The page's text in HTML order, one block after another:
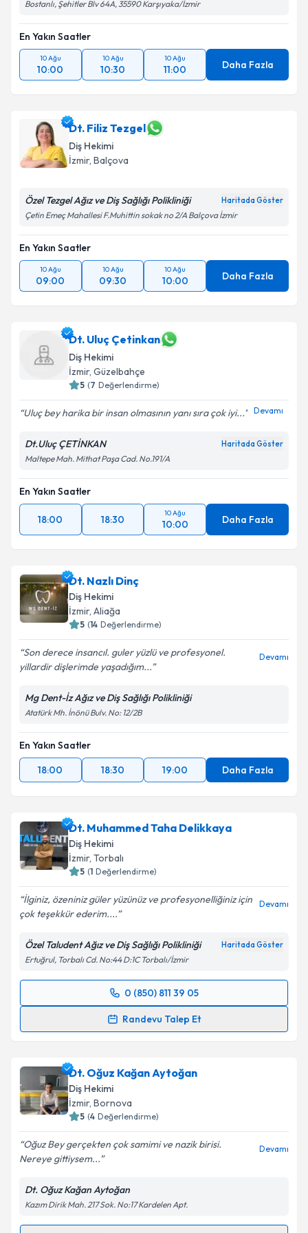
Bostanlı, Şehitler Blv 64A, 35590 Karşıyaka/İzmir
En Yakın Saatler
10 Ağu
10:00
10 Ağu
10:30
10 Ağu
11:00 Daha Fazla
Dt. Filiz Tezgel
Diş Hekimi
İzmir, Balçova
Özel Tezgel Ağız ve Diş Sağlığı Polikliniği Haritada Göster
Çetin Emeç Mahallesi F.Muhittin sokak no 2/A Balçova İzmir
En Yakın Saatler
10 Ağu
09:00
10 Ağu
09:30
10 Ağu
10:00 Daha Fazla
Dt. Uluç Çetinkan
Diş Hekimi
İzmir, Güzelbahçe
5 (7 Değerlendirme)
Uluç bey harika bir insan olmasının yanı sıra çok iyi... Devamı
Dt.Uluç ÇETİNKAN Haritada Göster
Maltepe Mah. Mithat Paşa Cad. No.191/A
En Yakın Saatler
18:00 18:30
10 Ağu
10:00 Daha Fazla
Dt. Nazlı Dinç
Diş Hekimi
İzmir, Aliağa
5 (14 Değerlendirme)
Son derece insancıl. guler yüzlü ve profesyonel.
yillardir dişlerimde yaşadığım...
Devamı
Mg Dent-İz Ağız ve Diş Sağlığı Polikliniği
Atatürk Mh. İnönü Bulv. No: 12/2B
En Yakın Saatler
18:00
18:30 19:00 Daha Fazla
Dt. Muhammed Taha Delikkaya
Diş Hekimi
İzmir, Torbalı
5 (1 Değerlendirme)
İlginiz, özeniniz güler yüzünüz ve profesyonelliğiniz için
çok teşekkür ederim....
Devamı
Özel Taludent Ağız ve Diş Sağlığı Polikliniği Haritada Göster
Ertuğrul, Torbalı Cd. No:44 D:1C Torbalı/İzmir
0 (850) 811 39 05
Randevu Talep Et
Randevu Takvimi Talebi
almanız için bir takvim hazırlandığında e-posta ile
bilgilendireceğiz.
E-posta Adresiniz
Metni'ni okudum ve kişisel verilerimin belirtilen
kapsamda işlenmesini kabul ediyorum.
Dt. Oğuz Kağan Aytoğan
Diş Hekimi
İzmir, Bornova
5 (4 Değerlendirme)
Oğuz Bey gerçekten çok samimi ve nazik birisi.
Nereye gittiysem...
Devamı
Dt. Oğuz Kağan Aytoğan
Kazım Dirik Mah. 217 Sok. No:17 Kardelen Apt.